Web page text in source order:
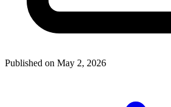
Published on May 2, 2026